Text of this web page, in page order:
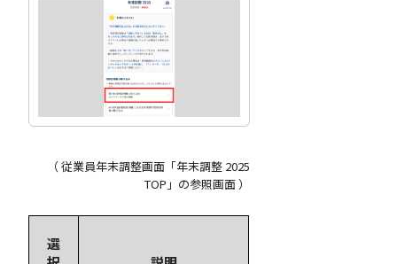
（ 従業員年末調整画面「年末調整 2025
TOP」の参照画面 ）
選